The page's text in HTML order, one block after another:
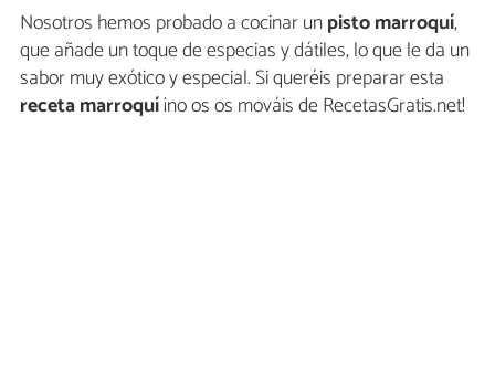
Nosotros hemos probado a cocinar unpisto marroquí,
que añade un toque de especias y dátiles, lo que le da un
sabor muy exótico y especial. Si queréis preparar esta
receta marroquí¡no os os mováis de RecetasGratis.net!